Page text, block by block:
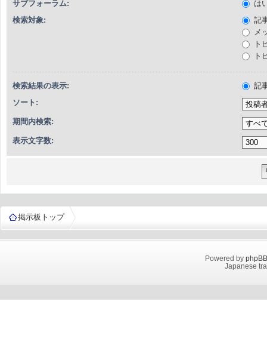
サブフォーラム:
は
検索対象:
記
メ
ト
ト
検索結果の表示:
記
ソート:
期間内検索:
表示文字数:
掲示板トップ
Powered by phpBB
Japanese